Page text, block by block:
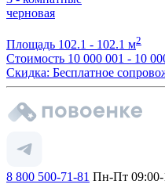
черновая
Площадь 102.1 - 102.1 м2
Стоимость 10 000 001 - 10
Скидка: Бесплатное
8 800 500-71-81 Пн-Пт 09:00-